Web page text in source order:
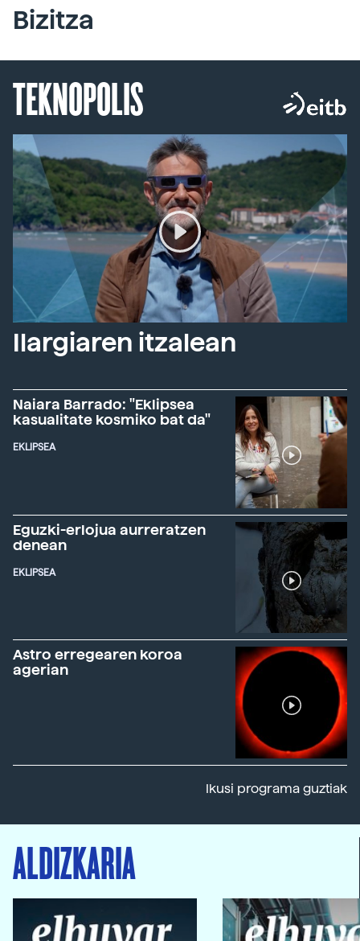
Bizitza
TEKNOPOLIS
Ilargiaren itzalean
Naiara Barrado: "Eklipsea
kasualitate kosmiko bat da"
EKLIPSEA
Eguzki-erlojua aurreratzen
denean
EKLIPSEA
Astro erregearen koroa
agerian
Ikusi programa guztiak
ALDIZKARIA